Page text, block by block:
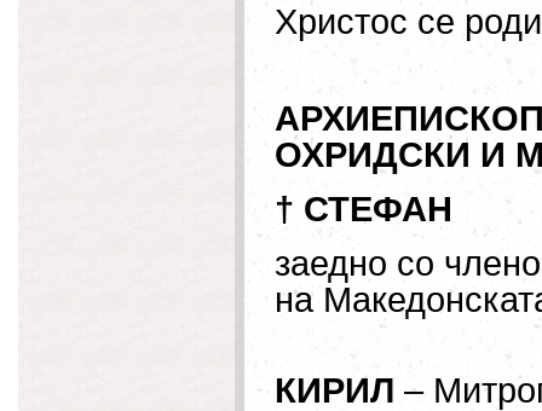
Христос се
ОХРИДСКИ И
† СТЕФАН
заедно со
на
КИРИЛ –